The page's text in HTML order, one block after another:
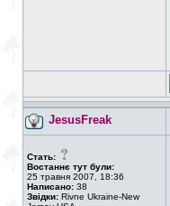
JesusFreak
Стать:
Востаннє тут були:
25 травня 2007, 18:36
Написано: 38
Звідки: Rivne Ukraine-New